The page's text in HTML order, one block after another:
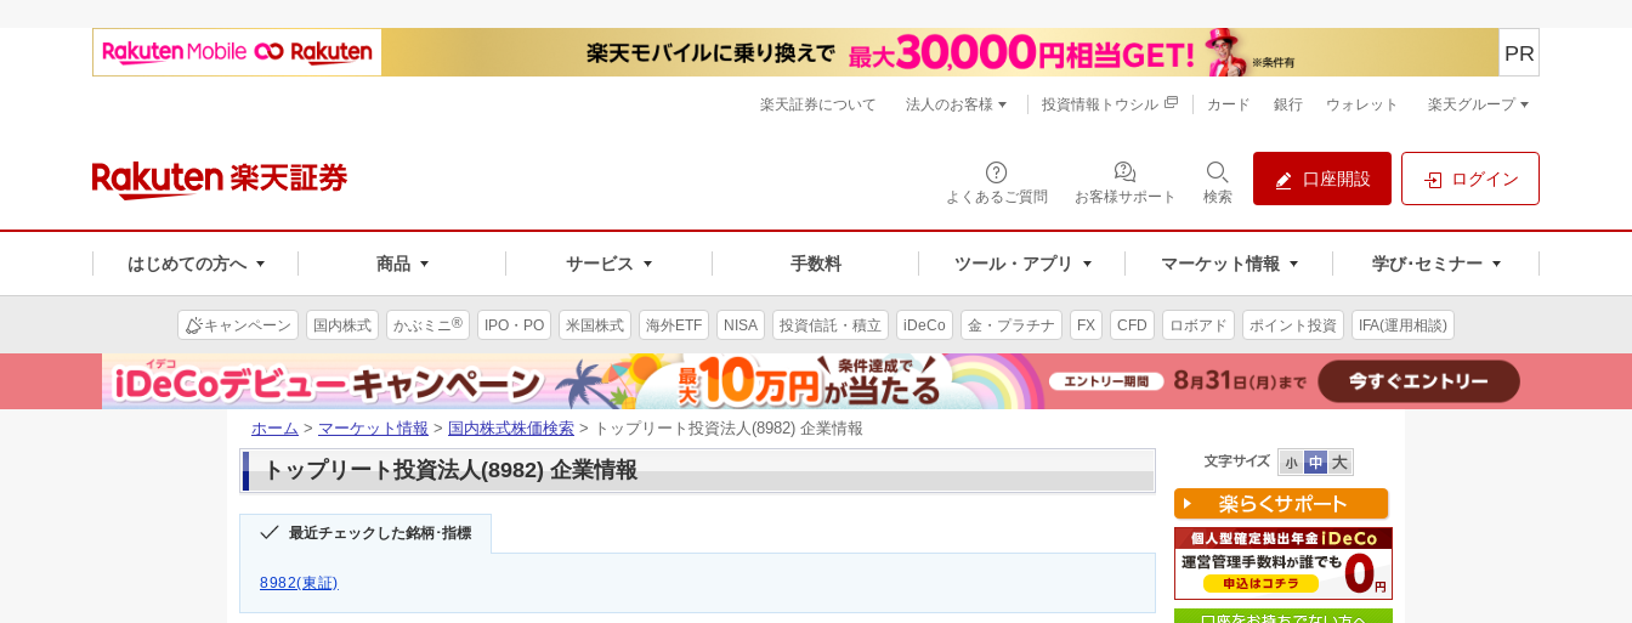
よくあるご質問 お客様サポート 検索
口座開設 ログイン
はじめての方へ 商品 サービス 手数料 ツール・アプリ マーケット情報 学び･セミナー
PR
楽天証券について 法人のお客様 投資情報トウシル カード 銀行 ウォレット 楽天グループ
キャンペーン 国内株式 かぶミニ® IPO・PO 米国株式 海外ETF NISA 投資信託・積立 iDeCo 金・プラチナ FX CFD ロボアド ポイント投資 IFA(運用相談)
ホーム > マーケット情報 > 国内株式株価検索 > トップリート投資法人(8982) 企業情報
トップリート投資法人(8982) 企業情報
最近チェックした銘柄･指標
8982(東証)